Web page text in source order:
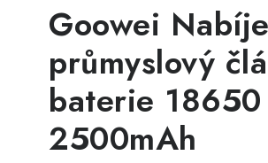
Goowei
průmyslový
baterie
2500mAh